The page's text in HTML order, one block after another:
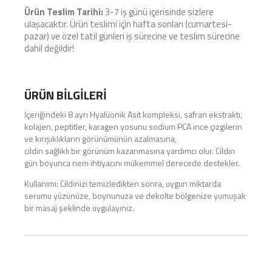
Ürün Teslim Tarihi:3-7 iş günü içerisinde sizlere
ulaşacaktır. Ürün teslimi için hafta sonları (cumartesi-
pazar) ve özel tatil günleri iş sürecine ve teslim sürecine
dahil değildir!
ÜRÜN BILGILERI
İçeriğindeki 8 ayrı Hyalüonik Asit kompleksi, safran ekstraktı,
kolajen, peptitler, karagen yosunu sodium PCA ince çizgilerin
ve kırışıklıkların görünūmünün azalmasına,
cildin sağlıklı bir görünüm kazanmasına yardımcı olur. Cildin
gün boyunca nem ihtiyacını mükemmel derecede destekler.
Kullanımı: Cildinizi temizledikten sonra, uygun miktarda
serumu yüzünüze, boynunuza ve dekolte bölgenize yumuşak
bir masaj şeklinde uygulayınız.